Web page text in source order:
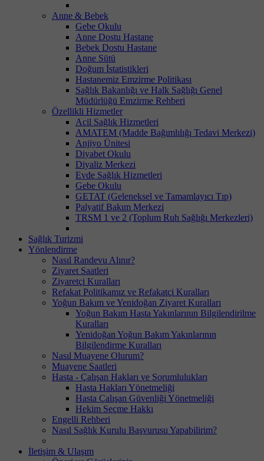
Anne & Bebek
Gebe Okulu
Anne Dostu Hastane
Bebek Dostu Hastane
Anne Sütü
Doğum İstatistikleri
Hastanemiz Emzirme Politikası
Sağlık Bakanlığı ve Halk Sağlığı Genel
Müdürlüğü Emzirme Rehberi
Özellikli Hizmetler
Acil Sağlık Hizmetleri
AMATEM (Madde Bağımlılığı Tedavi Merkezi)
Anjiyo Ünitesi
Diyabet Okulu
Diyaliz Merkezi
Evde Sağlık Hizmetleri
Gebe Okulu
GETAT (Geleneksel ve Tamamlayıcı Tıp)
Palyatif Bakım Merkezi
TRSM 1 ve 2 (Toplum Ruh Sağlığı Merkezleri)
Sağlık Turizmi
Yönlendirme
Nasıl Randevu Alınır?
Ziyaret Saatleri
Ziyaretçi Kuralları
Refakat Politikamız ve Refakatçi Kuralları
Yoğun Bakım ve Yenidoğan Ziyaret Kuralları
Yoğun Bakım Hasta Yakınlarının Bilgilendirilme
Kuralları
Yenidoğan Yoğun Bakım Yakınlarının
Bilgilendirme Kuralları
Nasıl Muayene Olurum?
Muayene Saatleri
Hasta - Çalışan Hakları ve Sorumlulukları
Hasta Hakları Yönetmeliği
Hasta Çalışan Güvenliği Yönetmeliği
Hekim Seçme Hakkı
Engelli Rehberi
Nasıl Sağlık Kurulu Başvurusu Yapabilirim?
İletişim & Ulaşım